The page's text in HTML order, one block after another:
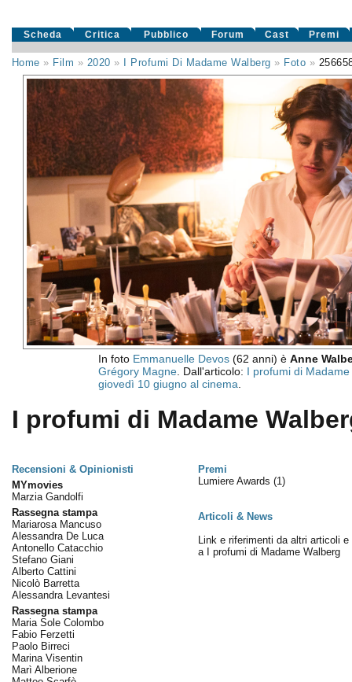
Scheda Critica Pubblico Forum Cast Premi
Home » Film » 2020 » I Profumi Di Madame Walberg » Foto »
In foto Emmanuelle Devos(62 anni) è Anne
Grégory Magne. Dall'articolo: I profumi di
giovedì 10 giugno al cinema
I profumi di Madame
Recensioni & Opinionisti
Premi
MYmovies
Marzia Gandolfi
Rassegna stampa
Mariarosa Mancuso
Alessandra De Luca
Antonello Catacchio
Stefano Giani
Alberto Cattini
Nicolò Barretta
Alessandra Levantesi
Rassegna stampa
Maria Sole Colombo
Fabio Ferzetti
Paolo Birreci
Marina Visentin
Marì Alberione
Lumiere Awards (1)
Articoli & News
Link e riferimenti da altri articoli e
a I profumi di Madame Walberg